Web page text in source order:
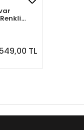
549,00 TL